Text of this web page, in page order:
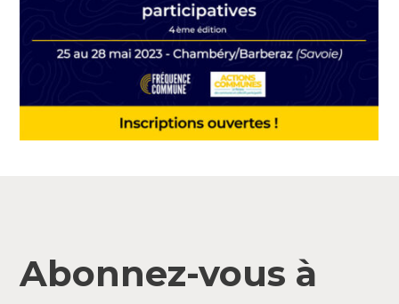
Abonnez-vous à